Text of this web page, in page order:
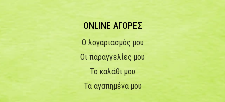
ONLINE ΑΓΟΡΕΣ
Ο λογαριασμός μου
Οι παραγγελίες μου
Το καλάθι μου
Τα αγαπημένα μου